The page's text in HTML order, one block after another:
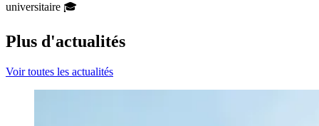
universitaire 🎓
Plus d'actualités
Voir toutes les actualités